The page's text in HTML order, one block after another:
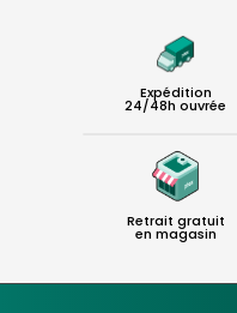
Expédition
24/48h ouvrée
Retrait gratuit
en magasin